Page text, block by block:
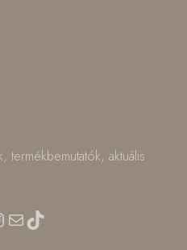
termékbemutatók, aktuális
MailTikTok